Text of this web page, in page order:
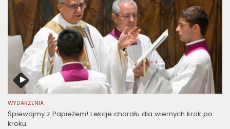
WYDARZENIA
Śpiewajmy z Papieżem! Lekcje chorału dla wiernych krok po
kroku.